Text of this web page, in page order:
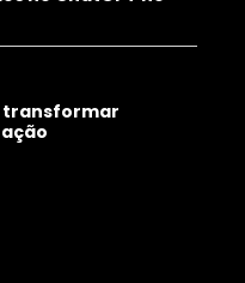
transformar